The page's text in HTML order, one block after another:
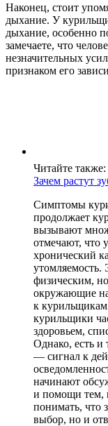
Наконец, стоит
дыхание. У
дыхание, особенно
замечаете, что
незначительных
признаком его
Читайте также:
Зачем растут
Симптомы
продолжает
вызывают
отмечают, что
хронический
утомляемость.
физическим,
окружающие
к
курильщики
здоровьем,
Однако, есть и
— сигнал к
начинают
и помощи тем,
понимать, что
выбор, но и